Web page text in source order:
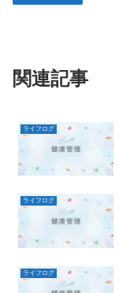
関連記事
ライフログ
ライフログ
ライフログ